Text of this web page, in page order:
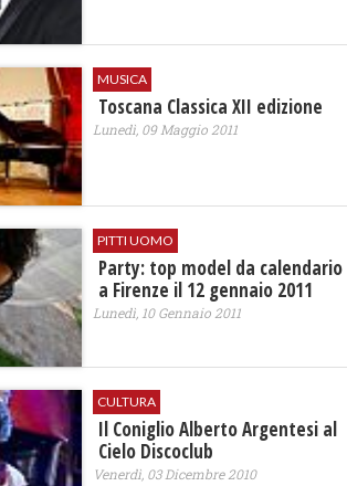
MUSICA
Toscana Classica XII edizione
Lunedì, 09 Maggio 2011
PITTI UOMO
Party: top model da calendario
a Firenze il 12 gennaio 2011
Lunedì, 10 Gennaio 2011
CULTURA
Il Coniglio Alberto Argentesi al
Cielo Discoclub
Venerdì, 03 Dicembre 2010